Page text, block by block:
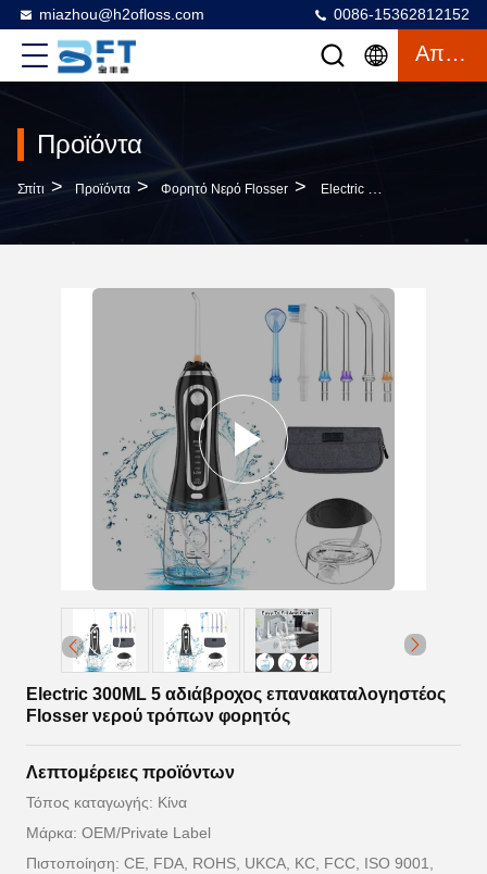
miazhou@h2ofloss.com 0086-15362812152
Απόσπασμα
Προϊόντα
Σπίτι > Προϊόντα > Φορητό Νερό Flosser > Electric 300ML 5 Αδιάβροχος Επανακαταλογηστέος Flosser Νερού Τρόπων Φορητός
Electric 300ML 5 αδιάβροχος επανακαταλογηστέος
Flosser νερού τρόπων φορητός
Λεπτομέρειες προϊόντων
Τόπος καταγωγής: Κίνα
Μάρκα: OEM/Private Label
Πιστοποίηση: CE, FDA, ROHS, UKCA, KC, FCC, ISO 9001,